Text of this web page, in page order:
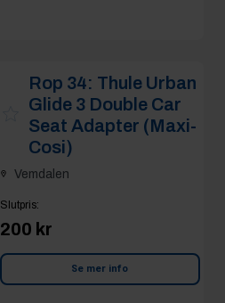
Rop 34: Thule Urban
Glide 3 Double Car
Seat Adapter (Maxi-
Cosi)
Vemdalen
Slutpris:
200 kr
Se mer info